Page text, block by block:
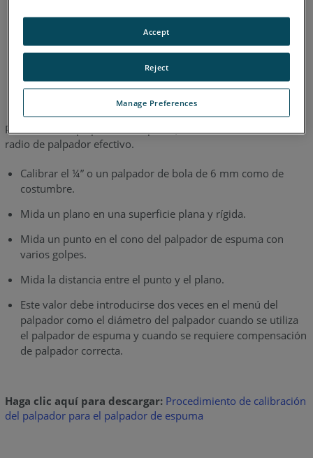
Coreano Español
Italiano Japonés Portugués
Para utilizar el palpador de espuma, se debe determinar el
radio de palpador efectivo.
Calibrar el ¼” o un palpador de bola de 6 mm como de
costumbre.
Mida un plano en una superficie plana y rígida.
Mida un punto en el cono del palpador de espuma con
varios golpes.
Mida la distancia entre el punto y el plano.
Este valor debe introducirse dos veces en el menú del
palpador como el diámetro del palpador cuando se utiliza
el palpador de espuma y cuando se requiere compensación
de palpador correcta.
Haga clic aquí para descargar: Procedimiento de calibración
del palpador para el palpador de espuma
Manage Preferences
Reject
Accept